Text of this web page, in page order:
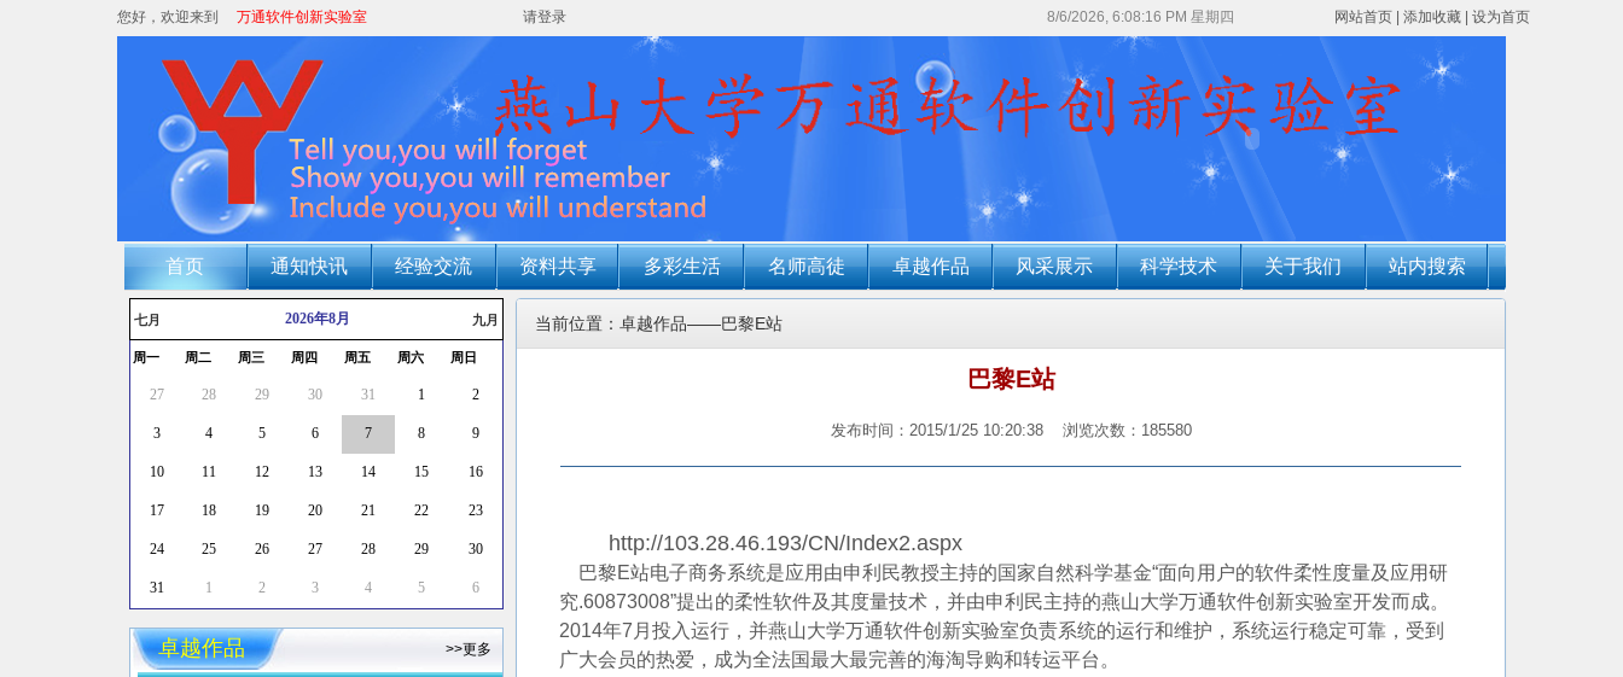
您好，欢迎来到 万通软件创新实验室 请登录 8/6/2026, 6:08:16 PM 星期四 网站首页 添加收藏 设为首页
首页 通知快讯 经验交流 资料共享 多彩生活 名师高徒 卓越作品 风采展示 科学技术 关于我们 站内搜索
七月 2026年8月 九月
周一 周二 周三 周四 周五 周六 周日
27 28 29 30 31 1 2
3 4 5 6 7 8 9
10 11 12 13 14 15 16
17 18 19 20 21 22 23
24 25 26 27 28 29 30
31 1 2 3 4 5 6
卓越作品 >>更多
当前位置：卓越作品——巴黎E站
巴黎E站
发布时间：2015/1/25 10:20:38 浏览次数：185580
http://103.28.46.193/CN/Index2.aspx
巴黎E站电子商务系统是应用由申利民教授主持的国家自然科学基金“面向用户的软件柔性度量及应用研
究.60873008”提出的柔性软件及其度量技术，并由申利民主持的燕山大学万通软件创新实验室开发而成。
2014年7月投入运行，并燕山大学万通软件创新实验室负责系统的运行和维护，系统运行稳定可靠，受到
广大会员的热爱，成为全法国最大最完善的海淘导购和转运平台。